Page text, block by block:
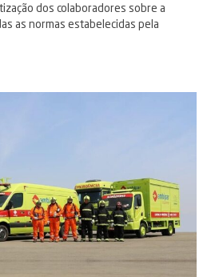
dos colaboradores sobre a
as normas estabelecidas pela